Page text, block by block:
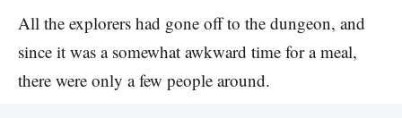
All the explorers had gone off to the dungeon, and
since it was a somewhat awkward time for a meal,
there were only a few people around.